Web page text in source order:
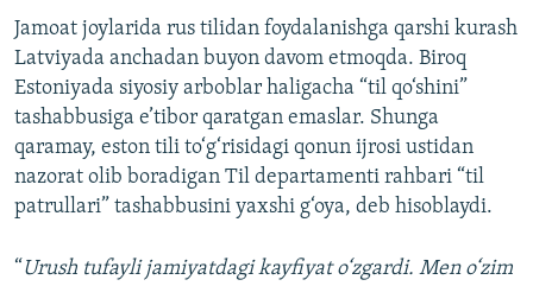
Jamoat joylarida rus tilidan foydalanishga qarshi kurash
Latviyada anchadan buyon davom etmoqda. Biroq
Estoniyada siyosiy arboblar haligacha “til qo‘shini”
tashabbusiga e’tibor qaratgan emaslar. Shunga
qaramay, eston tili to‘g‘risidagi qonun ijrosi ustidan
nazorat olib boradigan Til departamenti rahbari “til
patrullari” tashabbusini yaxshi g‘oya, deb hisoblaydi.
“Urush tufayli jamiyatdagi kayfiyat o‘zgardi. Men o‘zim